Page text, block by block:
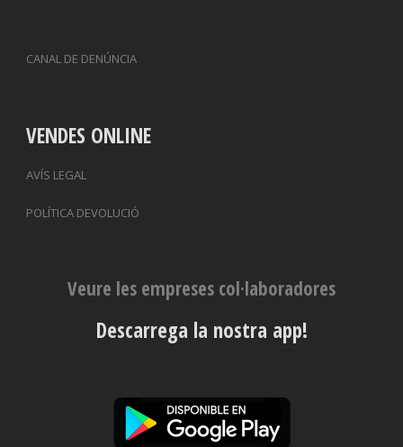
CANAL DE DENÚNCIA
VENDES ONLINE
AVÍS LEGAL
POLÍTICA DEVOLUCIÓ
Veure les empreses col·laboradores
Descarrega la nostra app!